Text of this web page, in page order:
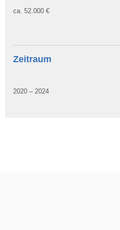
ca. 52.000 €
Zeitraum
2020 – 2024